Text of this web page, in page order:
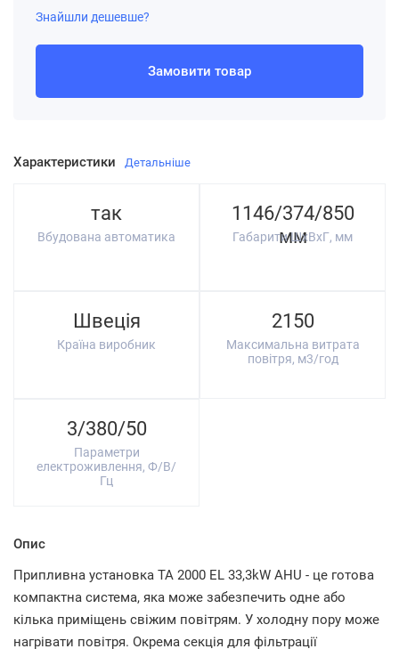
Характеристики Детальніше
так
Вбудована автоматика
1146/374/850
мм
Габарити ШхВхГ, мм
Швеція
Країна виробник
2150
Максимальна витрата
повітря, м3/год
3/380/50
Параметри
електроживлення, Ф/В/
Гц
Опис
Припливна установка TA 2000 EL 33,3kW AHU - це готова
компактна система, яка може забезпечить одне або
кілька приміщень свіжим повітрям. У холодну пору може
нагрівати повітря. Окрема секція для фільтрації
Знайшли дешевше?
Замовити товар